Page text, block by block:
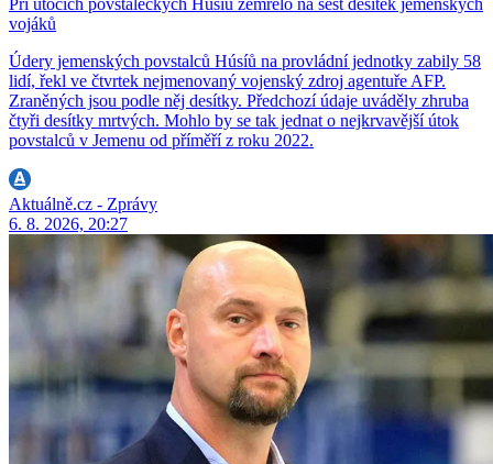
Při útocích povstaleckých Húsíů zemřelo na šest desítek jemenských
vojáků
Údery jemenských povstalců Húsíů na provládní jednotky zabily 58
lidí, řekl ve čtvrtek nejmenovaný vojenský zdroj agentuře AFP.
Zraněných jsou podle něj desítky. Předchozí údaje uváděly zhruba
čtyři desítky mrtvých. Mohlo by se tak jednat o nejkrvavější útok
povstalců v Jemenu od příměří z roku 2022.
Aktuálně.cz - Zprávy
6. 8. 2026, 20:27